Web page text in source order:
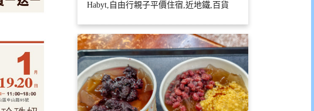
Habyt,自由行親子平價住宿,近地鐵,百貨